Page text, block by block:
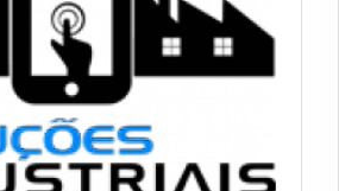
manobra telescópica 7
de inspeção, uso em
direto com nossa central para
E FLUXOS DE